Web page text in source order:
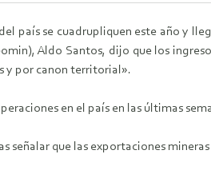
país se cuadrupliquen este año y
Aldo Santos, dijo que los
y por canon territorial».
en el país en las últimas
señalar que las exportaciones